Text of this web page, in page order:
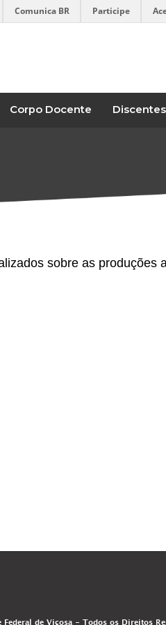
Comunica BR Participe
Corpo Docente Discentes
sobre as produções